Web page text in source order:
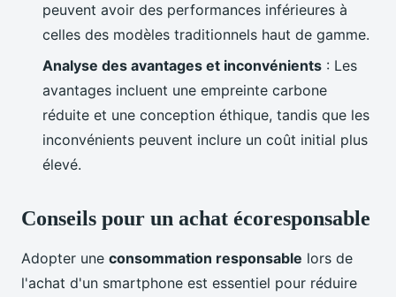
peuvent avoir des performances inférieures à
celles des modèles traditionnels haut de gamme.
Analyse des avantages et inconvénients : Les
avantages incluent une empreinte carbone
réduite et une conception éthique, tandis que les
inconvénients peuvent inclure un coût initial plus
élevé.
Conseils pour un achat écoresponsable
Adopter une consommation responsable lors de
l'achat d'un smartphone est essentiel pour réduire